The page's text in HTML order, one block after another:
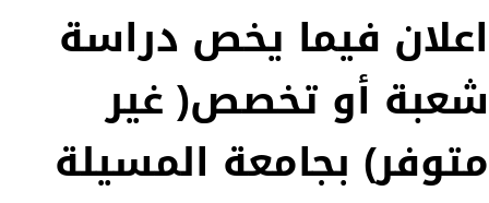
اعلان فيما يخص دراسة
شعبة أو تخصص( غير
متوفر) بجامعة المسيلة